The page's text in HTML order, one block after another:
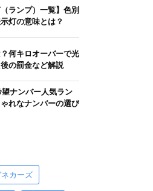
（ランプ）一覧】色別
灯の意味とは？
何キロオーバーで光
の罰金など解説
望ナンバー人気ラン
れなナンバーの選び
カーズ